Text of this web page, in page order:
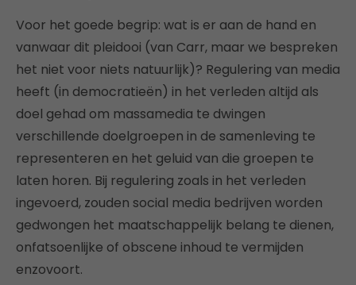
Voor het goede begrip: wat is er aan de hand en
vanwaar dit pleidooi (van Carr, maar we bespreken
het niet voor niets natuurlijk)? Regulering van media
heeft (in democratieën) in het verleden altijd als
doel gehad om massamedia te dwingen
verschillende doelgroepen in de samenleving te
representeren en het geluid van die groepen te
laten horen. Bij regulering zoals in het verleden
ingevoerd, zouden social media bedrijven worden
gedwongen het maatschappelijk belang te dienen,
onfatsoenlijke of obscene inhoud te vermijden
enzovoort.